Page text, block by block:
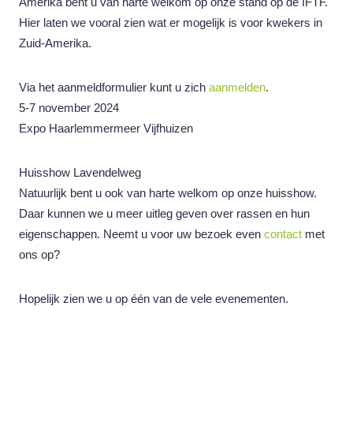
Hier laten we vooral zien wat er mogelijk is voor kwekers in
Zuid-Amerika.
Via het aanmeldformulier kunt u zich aanmelden.
5-7 november 2024
Expo Haarlemmermeer Vijfhuizen
Huisshow Lavendelweg
Natuurlijk bent u ook van harte welkom op onze huisshow.
Daar kunnen we u meer uitleg geven over rassen en hun
eigenschappen. Neemt u voor uw bezoek even contactmet
ons op?
Hopelijk zien we u op één van de vele evenementen.